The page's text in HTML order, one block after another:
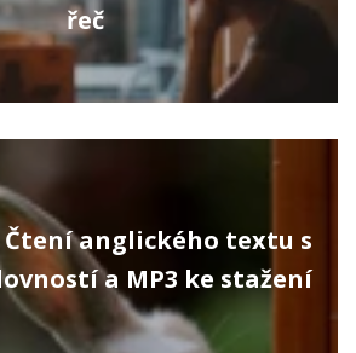
řeč
Čtení anglického textu s
a MP3 ke stažení